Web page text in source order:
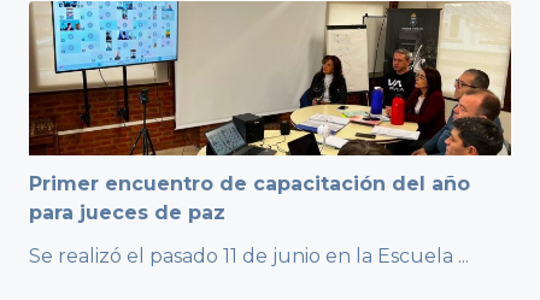
Primer encuentro de capacitación del año
para jueces de paz
Se realizó el pasado 11 de junio en la Escuela ...